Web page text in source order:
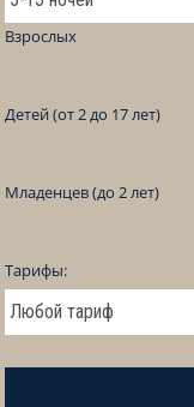
Взрослых
Детей (от 2 до 17 лет)
Младенцев (до 2 лет)
Тарифы: